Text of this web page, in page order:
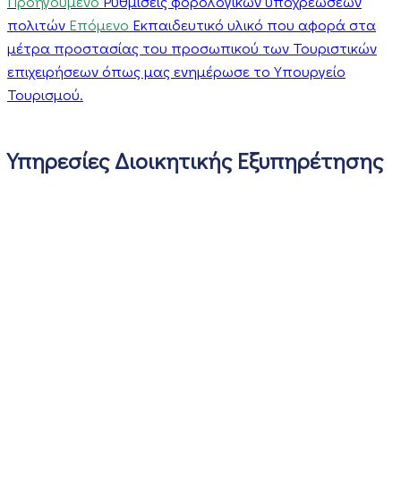
πολιτών Επόμενο Εκπαιδευτικό υλικό που αφορά στα
μέτρα προστασίας του προσωπικού των Τουριστικών
επιχειρήσεων όπως μας ενημέρωσε το Υπουργείο
Τουρισμού.
Υπηρεσίες Διοικητικής Εξυπηρέτησης